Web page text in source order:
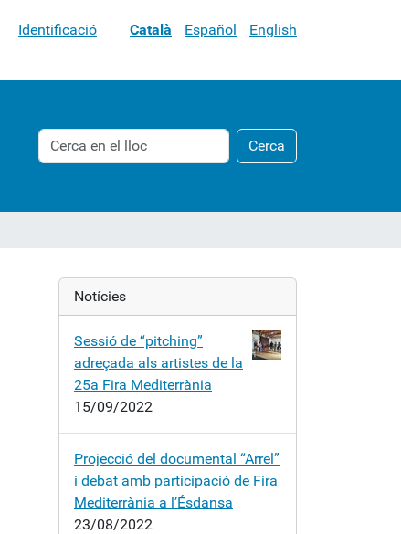
Identificació Català Español English
Cerca Cerca
Cerca
avançada…
Notícies
Sessió de “pitching”
adreçada als artistes de la
25a Fira Mediterrània
15/09/2022
Projecció del documental “Arrel”
i debat amb participació de Fira
Mediterrània a l’Ésdansa
23/08/2022